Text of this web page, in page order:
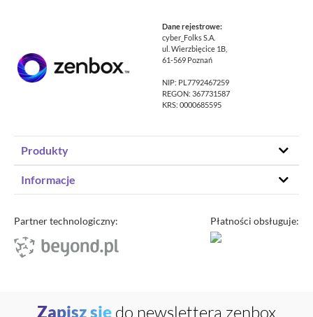
Dane rejestrowe:
cyber_Folks S.A.
ul. Wierzbięcice 1B,
61-569 Poznań
NIP: PL7792467259
REGON: 367731587
KRS: 0000685595
Produkty
Transfer domeny
Poczta e-mail
Generator haseł
Informacje
Program partnerski
Blog
Kariera
Ochrona Danych Osobowych
Zapisz się do newslettera zenbox
Partner technologiczny: Płatności obsługuje: